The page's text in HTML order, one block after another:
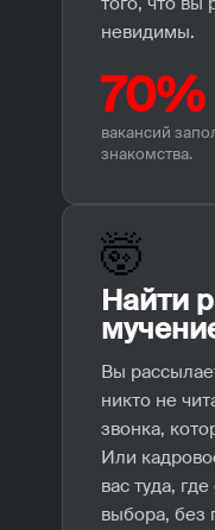
невидимы.
70%
вакансий
знакомства.
🤯
Найти
Вы
никто не
звонка,
Или
вас туда,
выбора, без